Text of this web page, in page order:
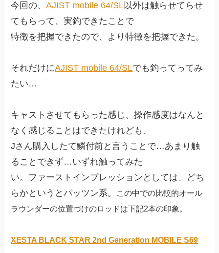
今回の、AJIST mobile 64/SL以外は触らせてらせ
てもらって、実釣できたことで
特徴を把握できたので、より特徴を把握できた。
それだけにAJIST mobile 64/SLでも釣ってってみ
たい…
キャストさせてもらった感じ、操作感度はなんと
なく感じることはできたけれども、
Jさん購入したて鱗付前と言うことで…あまり触
ることできず…いずれ触ってみた
い。ファーストインプレッションとしては、どち
らかというとパッツン系。
この中での比較的オール
ラウンダーの位置づけのロッドは下記2本の印象。
XESTA BLACK STAR 2nd Generation MOBILE S69